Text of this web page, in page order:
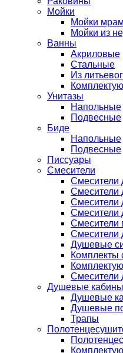
Мойки
Мойки
Мойки из
Ванны
Акриловые
Стальные
Из
Унитазы
Напольные
Подвесные
Биде
Напольные
Подвесные
Писсуары
Смесители
Смесители
Смесители
Смесители
Смесители
Смесители
Смесители
Душевые
Комплекты
Смесители
Душевые кабины
Душевые
Душевые
Трапы